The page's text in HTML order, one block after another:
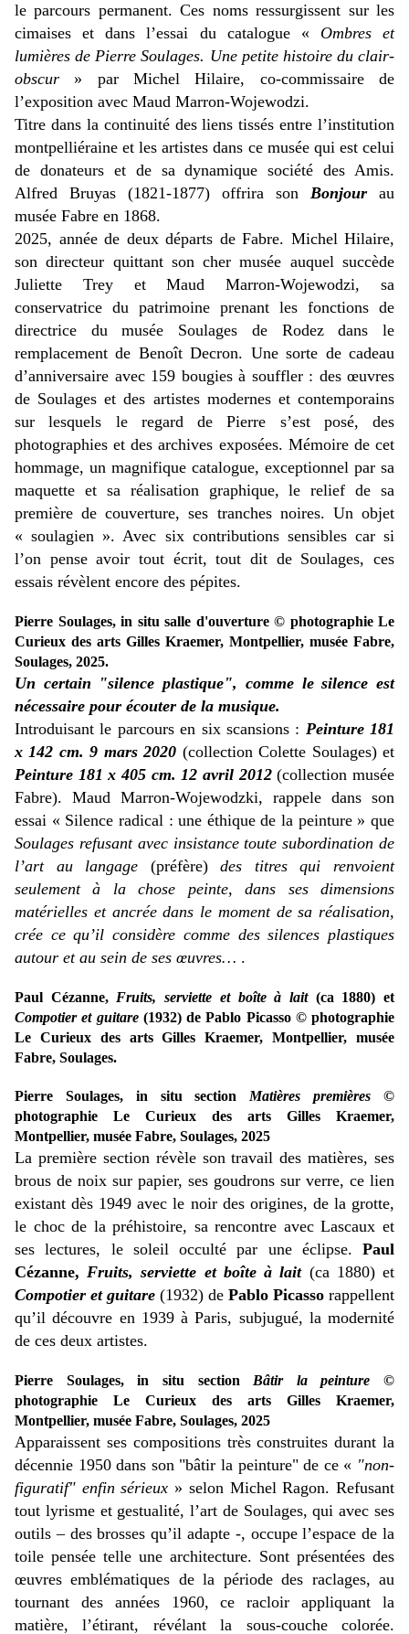
le parcours permanent. Ces noms ressurgissent sur les
cimaises et dans l’essai du catalogue « Ombres et
lumières de Pierre Soulages. Une petite histoire du clair-
obscur » par Michel Hilaire, co-commissaire de
l’exposition avec Maud Marron-Wojewodzi.
Titre dans la continuité des liens tissés entre l’institution
montpelliéraine et les artistes dans ce musée qui est celui
de donateurs et de sa dynamique société des Amis.
Alfred Bruyas (1821-1877) offrira son Bonjour au
musée Fabre en 1868.
2025, année de deux départs de Fabre. Michel Hilaire,
son directeur quittant son cher musée auquel succède
Juliette Trey et Maud Marron-Wojewodzi, sa
conservatrice du patrimoine prenant les fonctions de
directrice du musée Soulages de Rodez dans le
remplacement de Benoît Decron. Une sorte de cadeau
d’anniversaire avec 159 bougies à souffler : des œuvres
de Soulages et des artistes modernes et contemporains
sur lesquels le regard de Pierre s’est posé, des
photographies et des archives exposées. Mémoire de cet
hommage, un magnifique catalogue, exceptionnel par sa
maquette et sa réalisation graphique, le relief de sa
première de couverture, ses tranches noires. Un objet
« soulagien ». Avec six contributions sensibles car si
l’on pense avoir tout écrit, tout dit de Soulages, ces
essais révèlent encore des pépites.
Pierre Soulages, in situ salle d'ouverture © photographie Le
Curieux des arts Gilles Kraemer, Montpellier, musée Fabre,
Soulages, 2025.
Un certain "silence plastique", comme le silence est
nécessaire pour écouter de la musique.
Introduisant le parcours en six scansions : Peinture 181
x 142 cm. 9 mars 2020 (collection Colette Soulages) et
Peinture 181 x 405 cm. 12 avril 2012(collection musée
Fabre). Maud Marron-Wojewodzki, rappele dans son
essai « Silence radical : une éthique de la peinture » que
Soulages refusant avec insistance toute subordination de
l’art au langage (préfère)des titres qui renvoient
seulement à la chose peinte, dans ses dimensions
matérielles et ancrée dans le moment de sa réalisation,
crée ce qu’il considère comme des silences plastiques
autour et au sein de ses œuvres… .
Paul Cézanne, Fruits, serviette et boîte à lait (ca 1880) et
Compotier et guitare (1932) de Pablo Picasso © photographie
Le Curieux des arts Gilles Kraemer, Montpellier, musée
Fabre, Soulages.
Pierre Soulages, in situ section Matières premières©
photographie Le Curieux des arts Gilles Kraemer,
Montpellier, musée Fabre, Soulages, 2025
La première section révèle son travail des matières, ses
brous de noix sur papier, ses goudrons sur verre, ce lien
existant dès 1949 avec le noir des origines, de la grotte,
le choc de la préhistoire, sa rencontre avec Lascaux et
ses lectures, le soleil occulté par une éclipse. Paul
Cézanne,Fruits, serviette et boîte à lait(ca 1880) et
Compotier et guitare (1932) de Pablo Picasso rappellent
qu’il découvre en 1939 à Paris, subjugué, la modernité
de ces deux artistes.
Pierre Soulages, in situ section Bâtir la peinture ©
photographie Le Curieux des arts Gilles Kraemer,
Montpellier, musée Fabre, Soulages, 2025
Apparaissent ses compositions très construites durant la
décennie 1950 dans son "bâtir la peinture" de ce « "non-
figuratif" enfin sérieux » selon Michel Ragon. Refusant
tout lyrisme et gestualité, l’art de Soulages, qui avec ses
outils – des brosses qu’il adapte -, occupe l’espace de la
toile pensée telle une architecture. Sont présentées des
œuvres emblématiques de la période des raclages, au
tournant des années 1960, ce racloir appliquant la
matière, l’étirant, révélant la sous-couche colorée.